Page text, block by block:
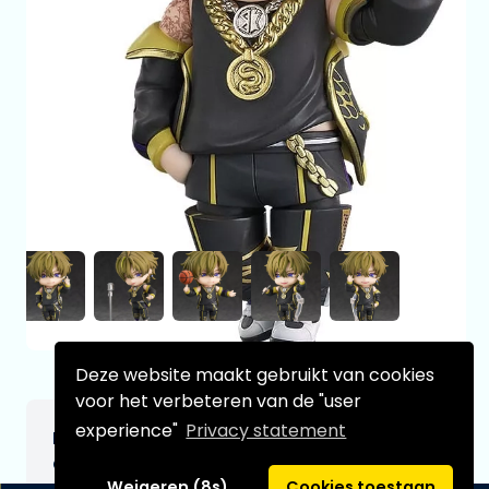
Deze website maakt gebruikt van cookies
voor het verbeteren van de "user
experience" Privacy statement
Paradox Live Nendoroid Action Figure
Chisei Kuzuryu 10 cm